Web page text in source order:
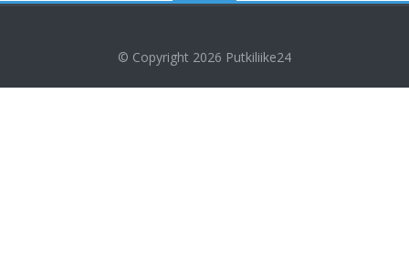
© Copyright 2026 Putkiliike24